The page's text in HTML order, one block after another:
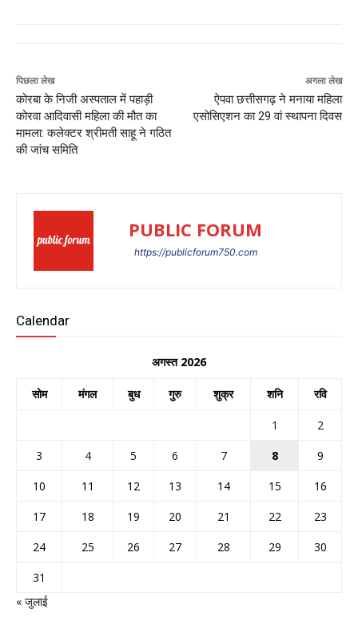
पिछला लेख
कोरबा के निजी अस्पताल में पहाड़ी
कोरवा आदिवासी महिला की मौत का
मामला: कलेक्टर श्रीमती साहू ने गठित
की जांच समिति
अगला लेख
ऐपवा छत्तीसगढ़ ने मनाया महिला
एसोसिएशन का 29 वां स्थापना दिवस
PUBLIC FORUM
https://publicforum750.com
Calendar
अगस्त 2026
सोम मंगल बुध गुरु शुक्र शनि रवि
1
2
3
4 5 6 7 8
9
10
11 12 13 14 15
16
17
18 19 20 21 22
23
24
25 26 27 28 29
30
31
« जुलाई